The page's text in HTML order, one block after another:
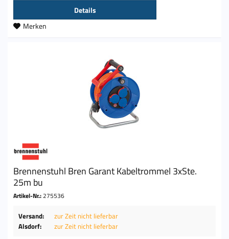
Details
Merken
Brennenstuhl Bren Garant Kabeltrommel 3xSte.
25m bu
Artikel-Nr.:275536
Versand:
zur Zeit nicht lieferbar
Alsdorf:
zur Zeit nicht lieferbar